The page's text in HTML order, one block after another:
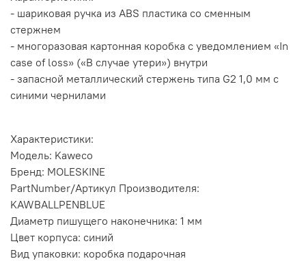
- шариковая ручка из ABS пластика со сменным
стержнем
- многоразовая картонная коробка с уведомлением «In
case of loss» («В случае утери») внутри
- запасной металлический стержень типа G2 1,0 мм с
синими чернилами
Характеристики:
Модель: Kaweco
Бренд: MOLESKINE
PartNumber/Артикул Производителя:
KAWBALLPENBLUE
Диаметр пишущего наконечника: 1 мм
Цвет корпуса: синий
Вид упаковки: коробка подарочная